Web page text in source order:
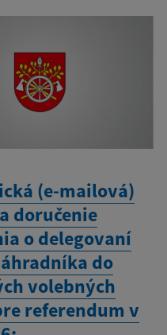
(e-mailová)
doručenie
o delegovaní
do
volebných
referendum v